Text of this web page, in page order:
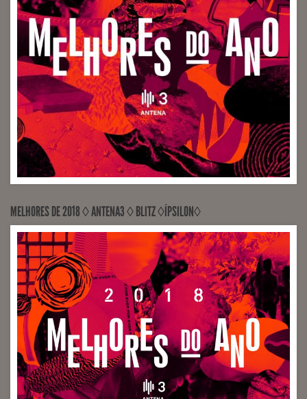
MELHORES DE 2018 ◊ ANTENA3 ◊ BLITZ ◊ÍPSILON◊